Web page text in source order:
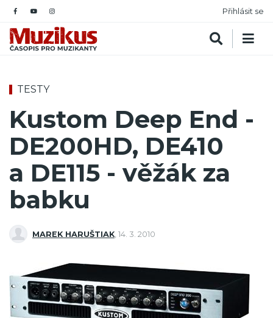
Přihlásit se
TESTY
Kustom Deep End -
DE200HD, DE410
a DE115 - věžák za
babku
MAREK HARUŠTIAK 14. 3. 2010